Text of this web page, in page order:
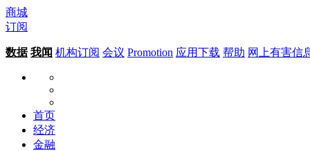
商城
订阅
数据 我闻 机构订阅 会议 Promotion 应用下载 帮助 网上有害信
首页
经济
金融